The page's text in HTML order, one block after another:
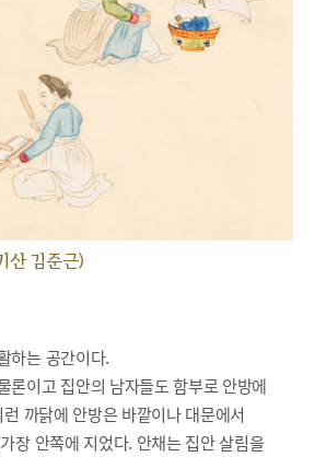
산 김준근)
하는 공간이다.
론이고 집안의 남자들도 함부로 안방에
까닭에 안방은 바깥이나 대문에서
장 안쪽에 지었다. 안채는 집안 살림을